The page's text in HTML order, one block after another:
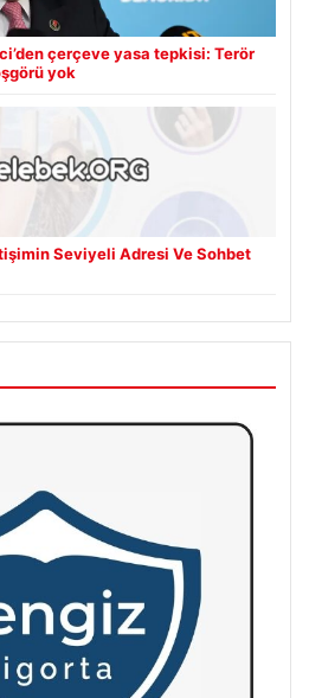
çerçeve yasa tepkisi: Terör
yok
Seviyeli Adresi Ve Sohbet